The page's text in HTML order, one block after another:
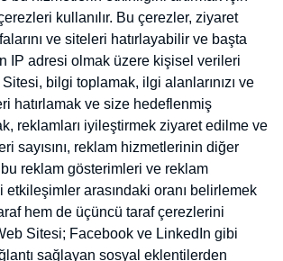
çerezlerini kullanmaktadır. Web Sitesi;
gibi sosyal ağlara bağlantı sağlayan sosyal
Web Sitesi'ni ziyaret ettiğinizde ve
Web Sitesi doğrudan seçilen sosyal
Ardından, eklentinin sunduğu içerik
web tarayıcınıza iletilir ve ziyaret etmekte
eklenir. Böylelikle ilgili sosyal ağ size ait
ve ilgili sosyal ağdaki hesabınıza ait
eklentiler aracılığıyla işlediği verilerin kapsamı
etkimiz ve kontrolümüz olmadığını
kişisel verilerinizi hangi amaçla, hangi
süreyle işleyeceğine ilişkin daha fazla bilgi
sosyal ağlar tarafından yayınlanan kişisel
dikkatlice inceleyin.